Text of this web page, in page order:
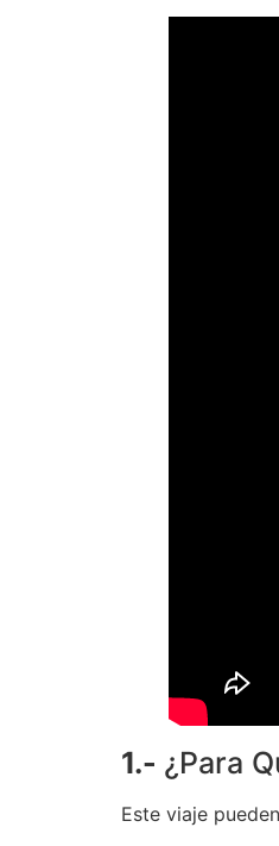
1.- ¿Para
Este viaje